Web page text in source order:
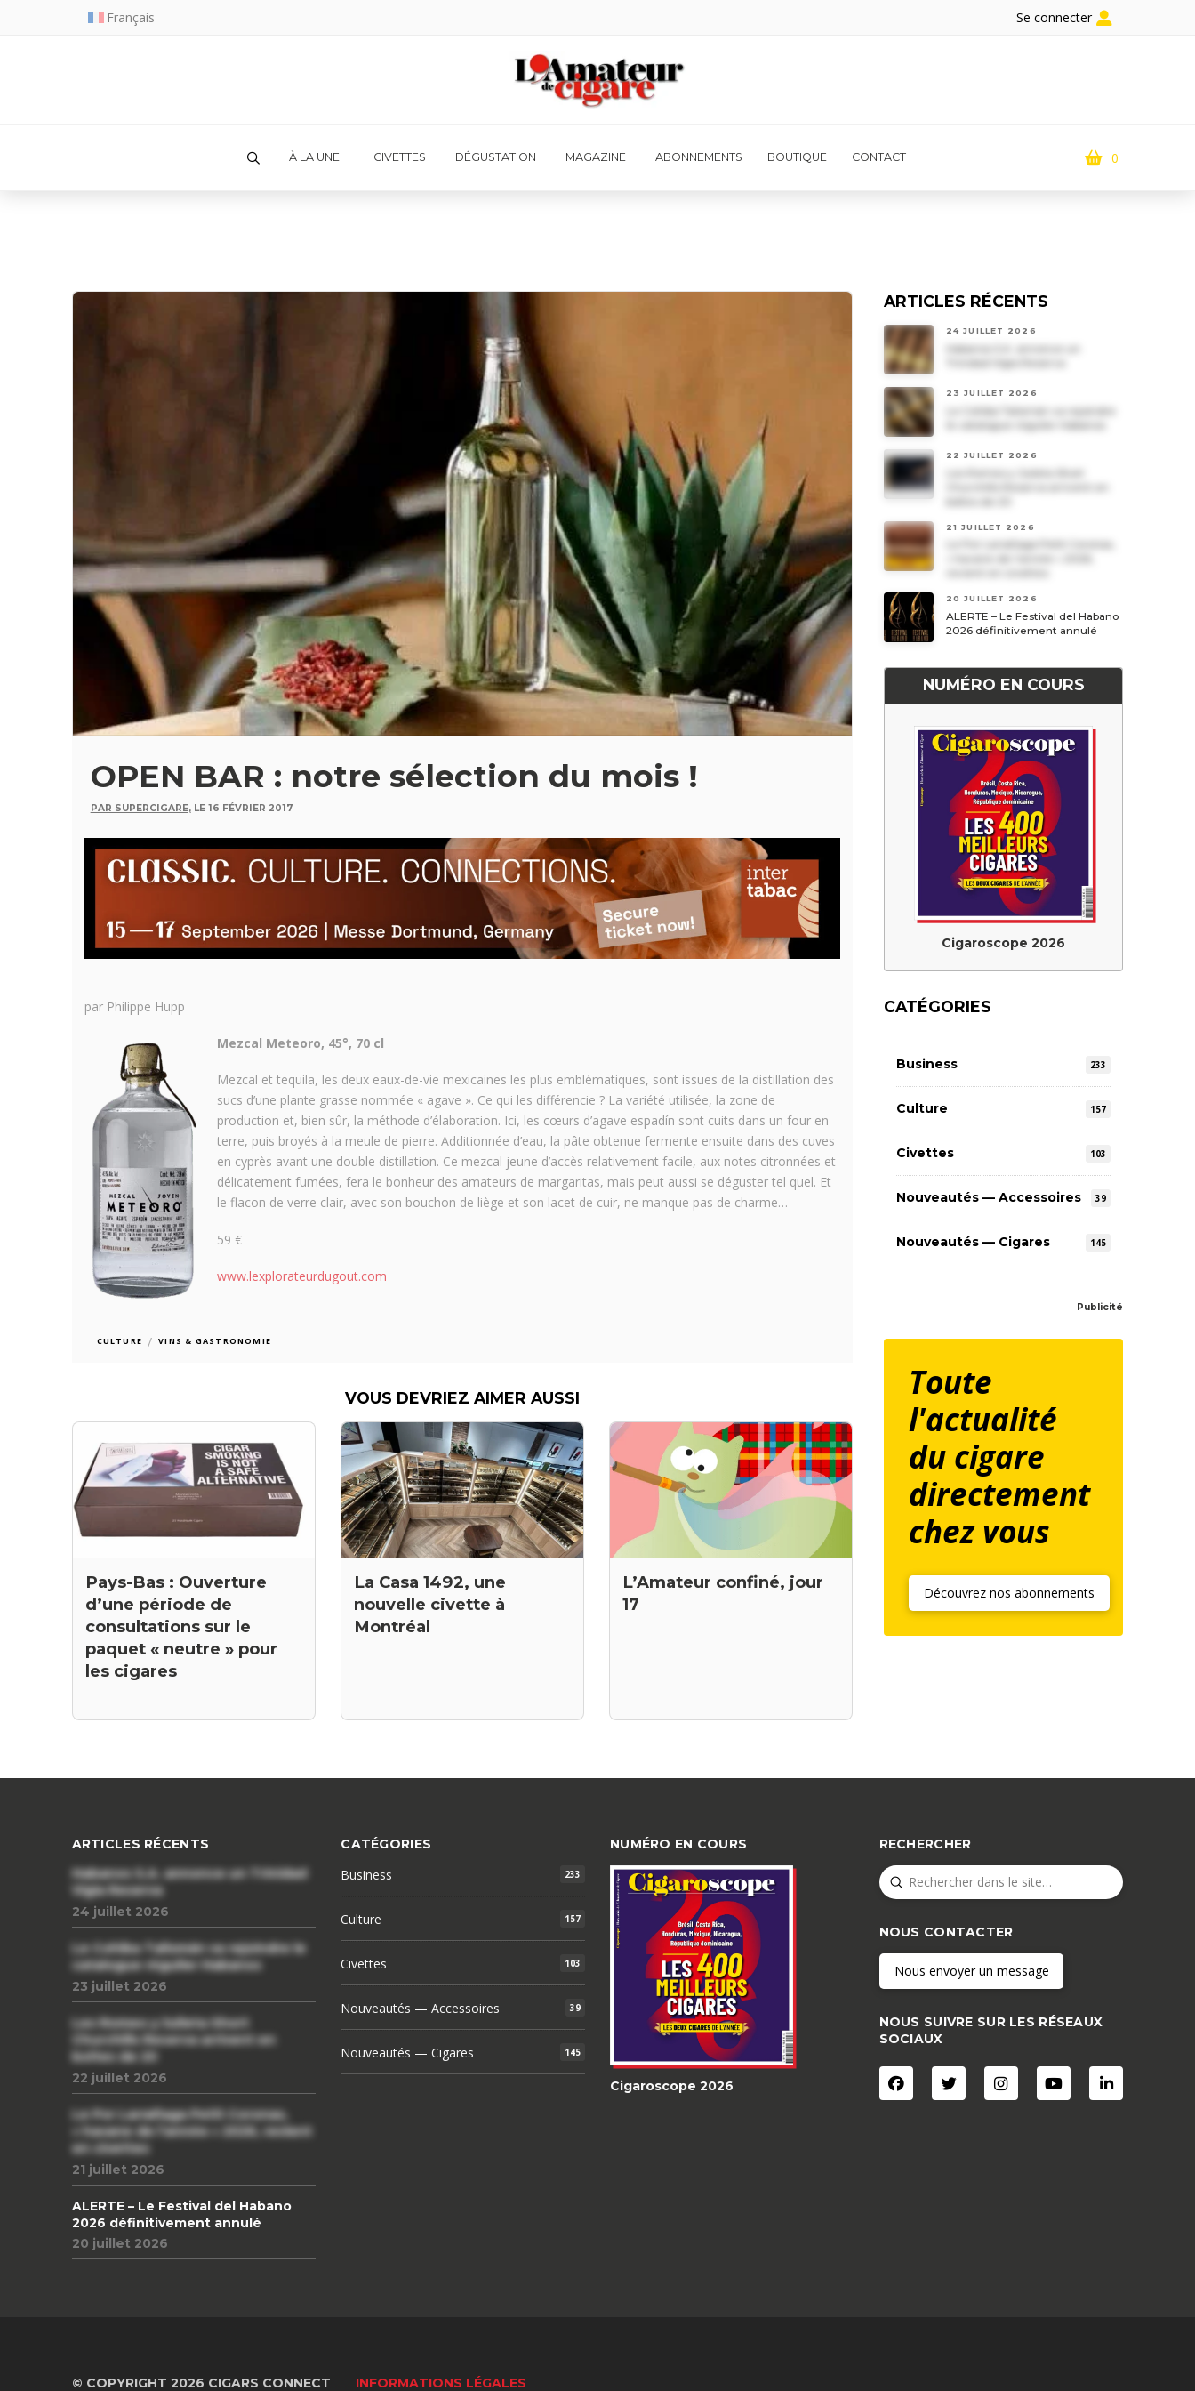
Français Se connecter
À LA UNE CIVETTES DÉGUSTATION MAGAZINE ABONNEMENTS BOUTIQUE CONTACT 0
OPEN BAR : notre sélection du mois !
PAR SUPERCIGARE, LE 16 FÉVRIER 2017
par Philippe Hupp
Mezcal Meteoro, 45°, 70 cl
Mezcal et tequila, les deux eaux-de-vie mexicaines les plus emblématiques, sont issues de la distillation des
sucs d’une plante grasse nommée « agave ». Ce qui les différencie ? La variété utilisée, la zone de
production et, bien sûr, la méthode d’élaboration. Ici, les cœurs d’agave espadín sont cuits dans un four en
terre, puis broyés à la meule de pierre. Additionnée d’eau, la pâte obtenue fermente ensuite dans des cuves
en cyprès avant une double distillation. Ce mezcal jeune d’accès relativement facile, aux notes citronnées et
délicatement fumées, fera le bonheur des amateurs de margaritas, mais peut aussi se déguster tel quel. Et
le flacon de verre clair, avec son bouchon de liège et son lacet de cuir, ne manque pas de charme…
59 €
www.lexplorateurdugout.com
CULTURE / VINS & GASTRONOMIE
VOUS DEVRIEZ AIMER AUSSI
Pays-Bas : Ouverture
d’une période de
consultations sur le
paquet « neutre » pour
les cigares
La Casa 1492, une
nouvelle civette à
Montréal
L’Amateur confiné, jour
17
ARTICLES RÉCENTS
24 JUILLET 2026
Habanos S.A. annonce un
Trinidad Vigia Reserva
23 JUILLET 2026
Le Cohiba Talismán va rejoindre
le catalogue régulier Habanos
22 JUILLET 2026
Les Romeo y Julieta Short
21 JUILLET 2026
Le Por Larrañaga Petit Coronas,
20 JUILLET 2026
ALERTE – Le Festival del Habano
2026 définitivement annulé
NUMÉRO EN COURS
Cigaroscope 2026
CATÉGORIES
Business 233
Culture 157
Civettes 103
Nouveautés — Accessoires 39
Nouveautés — Cigares 145
Publicité
Toute
l'actualité
du cigare
directement
chez vous
Découvrez nos abonnements
ARTICLES RÉCENTS
Habanos S.A. annonce un Trinidad
Vigia Reserva
24 juillet 2026
Le Cohiba Talismán va rejoindre le
catalogue régulier Habanos
23 juillet 2026
Les Romeo y Julieta Short
Churchills Reserva arrivent en
boîtes de 20
22 juillet 2026
Le Por Larrañaga Petit Coronas,
« havane de l’année » 2026, revient
en civettes
21 juillet 2026
ALERTE – Le Festival del Habano
2026 définitivement annulé
20 juillet 2026
CATÉGORIES
Business 233
Culture 157
Civettes 103
Nouveautés — Accessoires 39
Nouveautés — Cigares 145
NUMÉRO EN COURS
Cigaroscope 2026
RECHERCHER
Search
Submit
NOUS CONTACTER
Nous envoyer un message
NOUS SUIVRE SUR LES RÉSEAUX
SOCIAUX
© COPYRIGHT 2026 CIGARS CONNECT INFORMATIONS LÉGALES